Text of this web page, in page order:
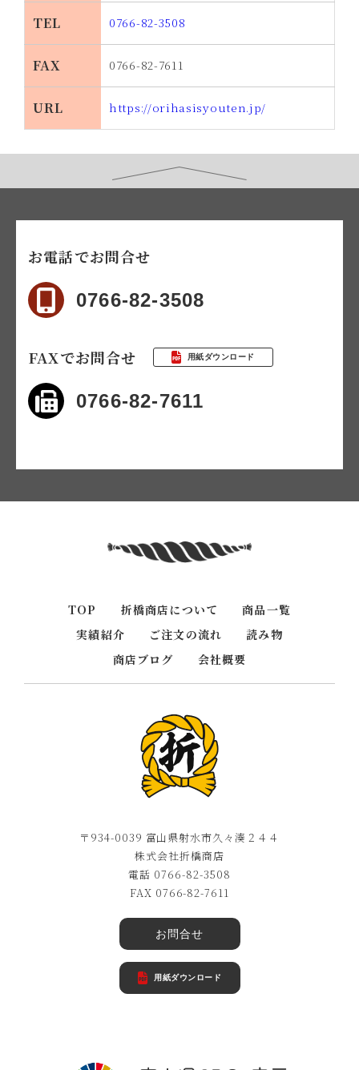
TEL 0766-82-3508
FAX 0766-82-7611
URL https://orihasisyouten.jp/
お電話でお問合せ
0766-82-3508
FAXでお問合せ 用紙ダウンロード
0766-82-7611
TOP 折橋商店について
商品一覧
実績紹介
ご注文の流れ
読み物
商店ブログ
会社概要
〒934-0039 富山県射水市久々湊２４４
株式会社折橋商店
電話 0766-82-3508
FAX 0766-82-7611
お問合せ
用紙ダウンロード